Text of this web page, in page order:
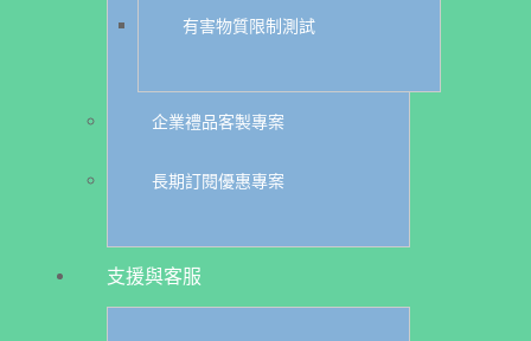
有害物質限制測試
企業禮品客製專案
長期訂閱優惠專案
支援與客服